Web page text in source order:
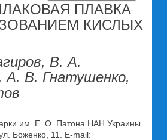
ПЛАВКА
КИСЛЫХ
В. А.
А. В. Гнатушенко,
им. Е. О. Патона НАН Украины
Боженко, 11. E-mail: